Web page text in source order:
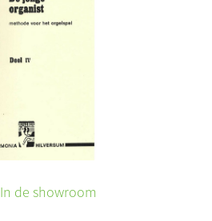
In de showroom